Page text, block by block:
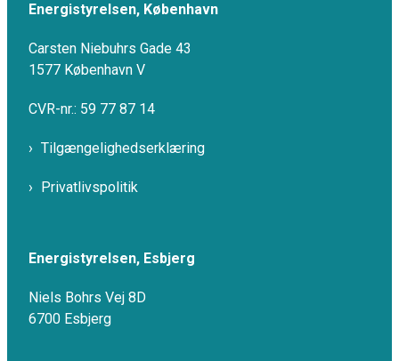
Energistyrelsen, København
Carsten Niebuhrs Gade 43
1577 København V
CVR-nr.: 59 77 87 14
Tilgængelighedserklæring
Privatlivspolitik
Energistyrelsen, Esbjerg
Niels Bohrs Vej 8D
6700 Esbjerg